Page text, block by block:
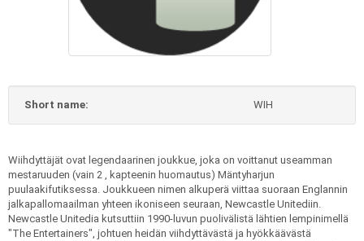
Short name: WIH
Wiihdyttäjät ovat legendaarinen joukkue, joka on voittanut useamman
mestaruuden (vain 2 , kapteenin huomautus) Mäntyharjun
puulaakifutiksessa. Joukkueen nimen alkuperä viittaa suoraan Englannin
jalkapallomaailman yhteen ikoniseen seuraan, Newcastle Unitediin.
Newcastle Unitedia kutsuttiin 1990-luvun puolivälistä lähtien lempinimellä
"The Entertainers", johtuen heidän viihdyttävästä ja hyökkäävästä